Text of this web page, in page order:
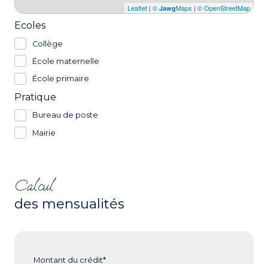
Leaflet | © JawgMaps | © OpenStreetMap
Ecoles
Collège
École maternelle
École primaire
Pratique
Bureau de poste
Mairie
Calcul
des mensualités
Montant du crédit*